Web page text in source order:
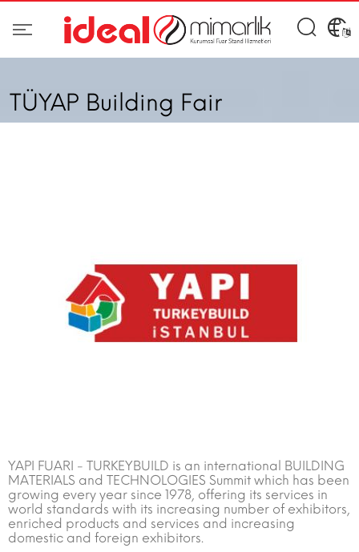
TÜYAP Building Fair
YAPI FUARI - TURKEYBUILD is an international BUILDING
MATERIALS and TECHNOLOGIES Summit which has been
growing every year since 1978, offering its services in
world standards with its increasing number of exhibitors,
enriched products and services and increasing
domestic and foreign exhibitors.